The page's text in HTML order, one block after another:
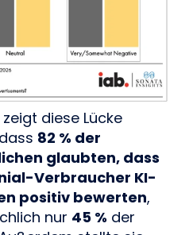
zeigt diese Lücke
82 % der
glaubten, dass
Verbraucher KI-
positiv bewerten,
nur 45 % der